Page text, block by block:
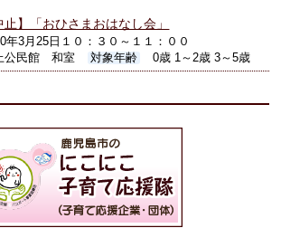
止】「おひさまおはなし会」
年3月25日１０：３０～１１：００
公民館 和室 対象年齢 0歳 1～2歳 3～5歳